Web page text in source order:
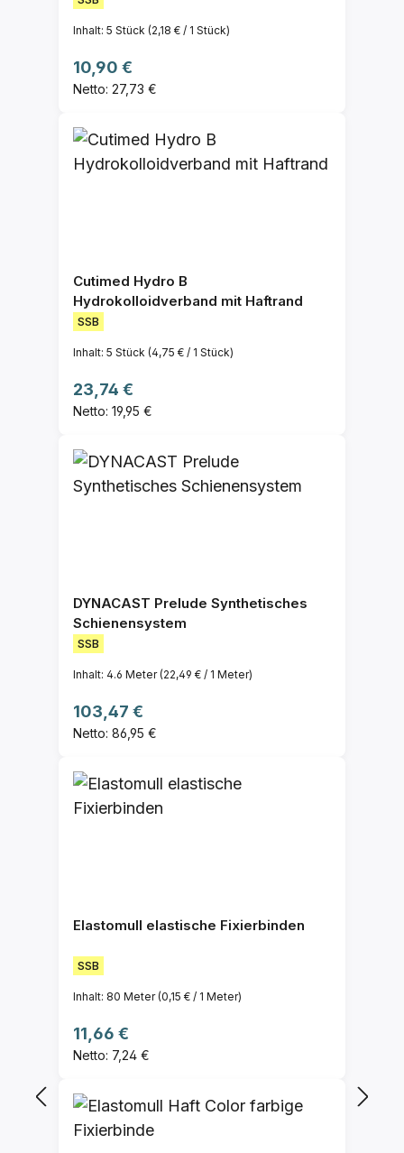
Inhalt: 5 Stück (2,18 € / 1 Stück)
Regulärer Preis:
10,90 €
Netto: 27,73 €
Cutimed Hydro B
Hydrokolloidverband mit Haftrand
SSB
Inhalt: 5 Stück (4,75 € / 1 Stück)
Regulärer Preis:
23,74 €
Netto: 19,95 €
DYNACAST Prelude Synthetisches
Schienensystem
SSB
Inhalt: 4.6 Meter(22,49 € / 1 Meter)
Regulärer Preis:
103,47 €
Netto: 86,95 €
Elastomull elastische Fixierbinden
SSB
Inhalt: 80 Meter(0,15 € / 1 Meter)
Regulärer Preis:
11,66 €
Netto: 7,24 €